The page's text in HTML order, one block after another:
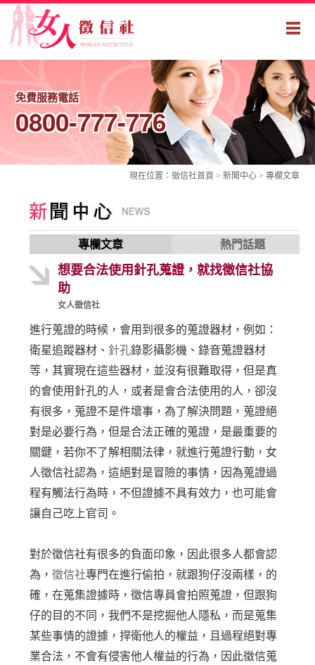
免費服務電話
0800-777-776
現在位置： 徵信社首頁 > 新聞中心 > 專欄文章
專欄文章 熱門話題
想要合法使用針孔蒐證，就找徵信社協
助
女人徵信社
進行蒐證的時候，會用到很多的蒐證器材，例如：
衛星追蹤器材、 針孔錄影攝影機、錄音蒐證器材
等，其實現在這些器材，並沒有很難取得，但是真
的會使用針孔的人，或者是會合法使用的人，卻沒
有很多，蒐證不是件壞事，為了解決問題，蒐證絕
對是必要行為，但是合法正確的蒐證，是最重要的
關鍵，若你不了解相關法律，就進行蒐證行動，女
人徵信社認為，這絕對是冒險的事情，因為蒐證過
程有觸法行為時，不但證據不具有效力，也可能會
讓自己吃上官司。
對於徵信社有很多的負面印象，因此很多人都會認
為，徵信社專門在進行偷拍，就跟狗仔沒兩樣，的
確，在蒐集證據時，徵信專員會拍照蒐證，但跟狗
仔的目的不同，我們不是挖掘他人隱私，而是蒐集
某些事情的證據，捍衛他人的權益，且過程絕對專
業合法，不會有侵害他人權益的行為，因此徵信蒐